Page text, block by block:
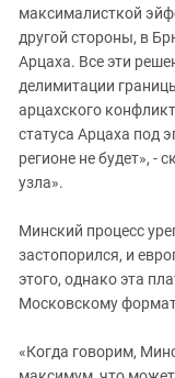
максималисткой
другой стороны, в
Арцаха. Все эти
делимитации
арцахского
статуса Арцаха под
регионе не будет», -
узла».
Минский процесс
застопорился, и
этого, однако эта
Московскому
«Когда говорим,